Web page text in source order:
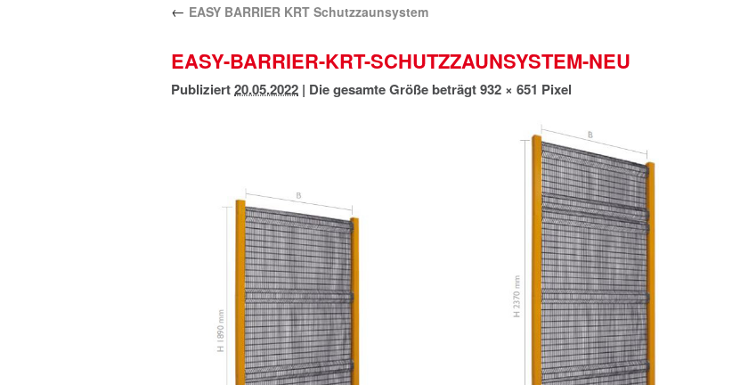
← EASY BARRIER KRT Schutzzaunsystem
EASY-BARRIER-KRT-SCHUTZZAUNSYSTEM-NEU
Publiziert20.05.2022 | Die gesamte Größe beträgt932 × 651 Pixel